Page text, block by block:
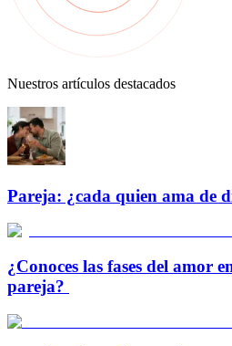
Nuestros artículos destacados
Pareja: ¿cada quien ama de
¿Conoces las fases del amor
pareja?